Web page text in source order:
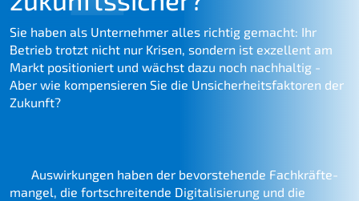
Sie haben als Unter­neh­mer alles richtig gemacht: Ihr
Betrieb trotzt nicht nur Krisen, sondern ist exzel­lent am
Markt positio­niert und wächst dazu noch nachhal­tig -
Aber wie kompen­sie­ren Sie die Unsicher­heits­fak­to­ren der
Zukunft?
Auswir­kun­gen haben der bevor­ste­hen­de Fachkräf­te­
man­gel, die fortschrei­ten­de Digita­li­sie­rung und die